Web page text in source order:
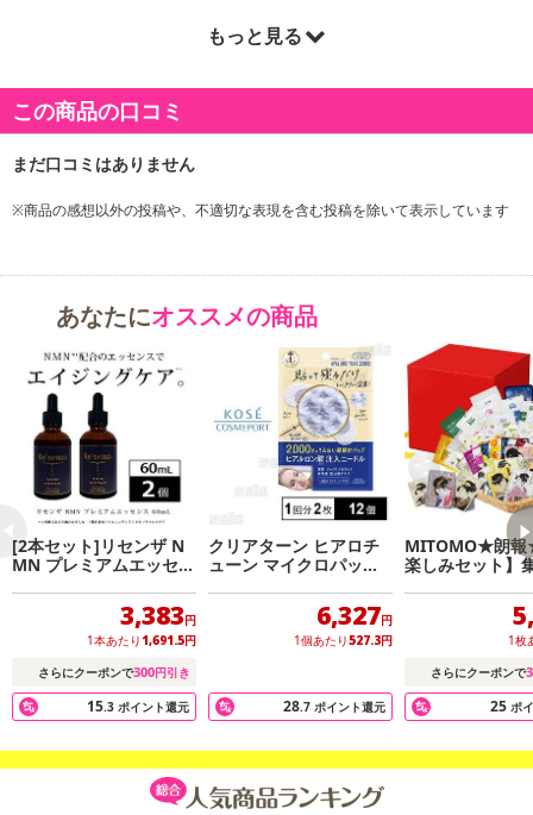
もっと見る
この商品の口コミ
※商品の感想以外の投稿や、不適切な表現を含む投稿を除いて表示しています
あなたにオススメの商品
[2本セット]リセンザ N
MN プレミアムエッセン
3,383円
1本あたり 1,691.5円
さらにクーポンで300円引き
15.3 ポイント還元
クリアターン ヒアロチ
ューン マイクロパッチ
6,327円
1個あたり527.3円
28.7 ポイント還元
MITOMO★朗
楽しみセット】
の300枚セット！
1枚
さらにクーポンで
25 ポ